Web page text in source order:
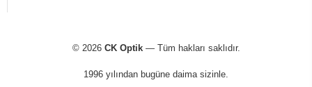
© 2026 CK Optik— Tüm hakları saklıdır.
1996 yılından bugüne daima sizinle.